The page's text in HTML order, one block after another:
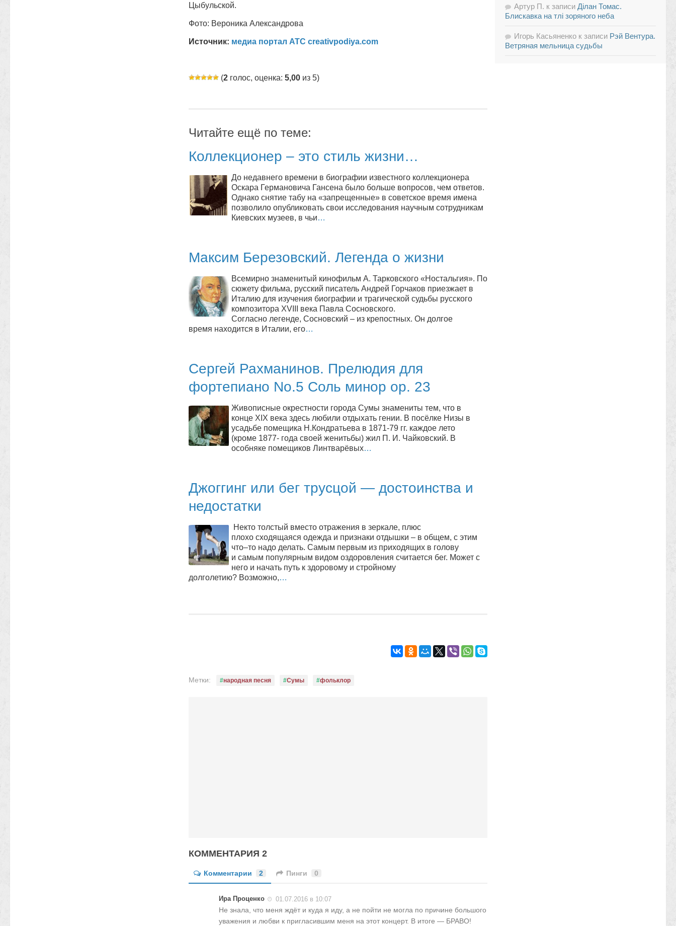
Цыбульской.
Фото: Вероника Александрова
Источник: медиа портал АТС creativpodiya.com
(2 голос, оценка: 5,00 из 5)
Читайте ещё по теме:
Коллекционер – это стиль жизни…
До недавнего времени в биографии известного коллекционера
Оскара Германовича Гансена было больше вопросов, чем ответов.
Однако снятие табу на «запрещенные» в советское время имена
позволило опубликовать свои исследования научным сотрудникам
Киевских музеев, в чьи…
Максим Березовский. Легенда о жизни
Всемирно знаменитый кинофильм А. Тарковского «Ностальгия». По
сюжету фильма, русский писатель Андрей Горчаков приезжает в
Италию для изучения биографии и трагической судьбы русского
композитора XVIII века Павла Сосновского.
Согласно легенде, Сосновский – из крепостных. Он долгое
время находится в Италии, его…
Сергей Рахманинов. Прелюдия для
фортепиано No.5 Соль минор op. 23
Живописные окрестности города Сумы знамениты тем, что в
конце XIX века здесь любили отдыхать гении. В посёлке Низы в
усадьбе помещика Н.Кондратьева в 1871-79 гг. каждое лето
(кроме 1877- года своей женитьбы) жил П. И. Чайковский. В
особняке помещиков Линтварёвых…
Джоггинг или бег трусцой — достоинства и
недостатки
Некто толстый вместо отражения в зеркале, плюс
плохо сходящаяся одежда и признаки отдышки – в общем, с этим
что–то надо делать. Самым первым из приходящих в голову
и самым популярным видом оздоровления считается бег. Может с
него и начать путь к здоровому и стройному
долголетию? Возможно,…
Метки: народная песня Сумы фольклор
КОММЕНТАРИЯ 2
Комментарии 2 Пинги 0
Ира Проценко 01.07.2016 в 10:07
Не знала, что меня ждёт и куда я иду, а не пойти не могла по причине большого
уважения и любви к пригласившим меня на этот концерт. В итоге — БРАВО!
Артур П. к записи Ділан Томас.
Блискавка на тлі зоряного неба
Игорь Касьяненко к записи Рэй Вентура.
Ветряная мельница судьбы